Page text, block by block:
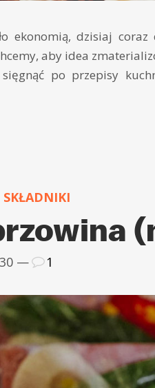
ekonomią, dzisiaj
aby idea
po przepisy
SKŁADNIKI
30 — 1